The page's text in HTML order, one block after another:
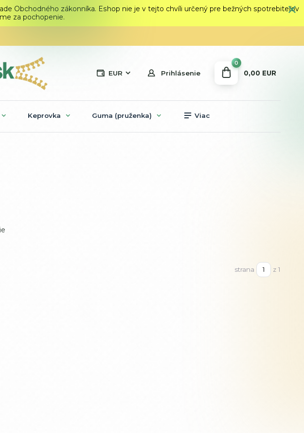
Obchodného zákonníka. Eshop nie je v tejto chvíli určený pre bežných spotrebiteľov
za pochopenie.
EUR Prihlásenie
0
0,00 EUR
Keprovka Guma (pruženka) Viac
strana z 1